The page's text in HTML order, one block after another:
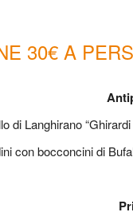
30€ A
di Langhirano
con bocconcini di